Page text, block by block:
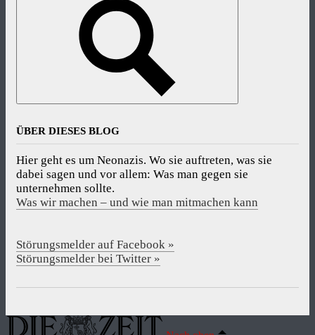
ÜBER DIESES BLOG
Hier geht es um Neonazis. Wo sie auftreten, was sie
dabei sagen und vor allem: Was man gegen sie
unternehmen sollte.
Was wir machen – und wie man mitmachen kann
Störungsmelder auf Facebook »
Störungsmelder bei Twitter »